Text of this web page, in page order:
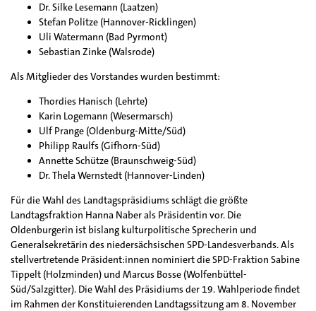
Dr. Silke Lesemann (Laatzen)
Stefan Politze (Hannover-Ricklingen)
Uli Watermann (Bad Pyrmont)
Sebastian Zinke (Walsrode)
Als Mitglieder des Vorstandes wurden bestimmt:
Thordies Hanisch (Lehrte)
Karin Logemann (Wesermarsch)
Ulf Prange (Oldenburg-Mitte/Süd)
Philipp Raulfs (Gifhorn-Süd)
Annette Schütze (Braunschweig-Süd)
Dr. Thela Wernstedt (Hannover-Linden)
Für die Wahl des Landtagspräsidiums schlägt die größte
Landtagsfraktion Hanna Naber als Präsidentin vor. Die
Oldenburgerin ist bislang kulturpolitische Sprecherin und
Generalsekretärin des niedersächsischen SPD-Landesverbands. Als
stellvertretende Präsident:innen nominiert die SPD-Fraktion Sabine
Tippelt (Holzminden) und Marcus Bosse (Wolfenbüttel-
Süd/Salzgitter). Die Wahl des Präsidiums der 19. Wahlperiode findet
im Rahmen der Konstituierenden Landtagssitzung am 8. November